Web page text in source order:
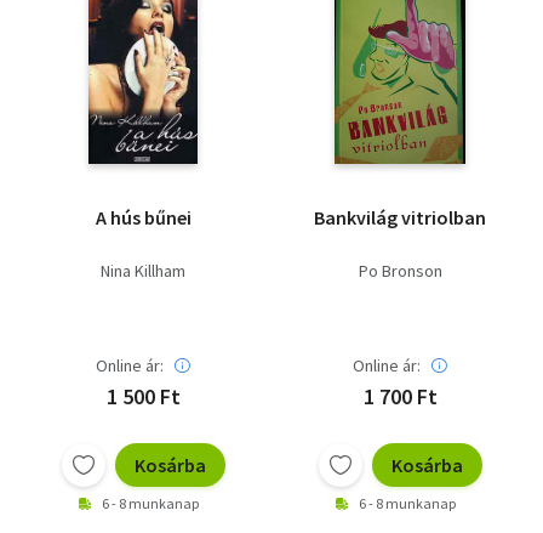
A hús bűnei
Nina Killham
Online ár:
1 500 Ft
Kosárba
6 - 8 munkanap
Bankvilág vitriolban
Po Bronson
Online ár:
1 700 Ft
Kosárba
6 - 8 munkanap